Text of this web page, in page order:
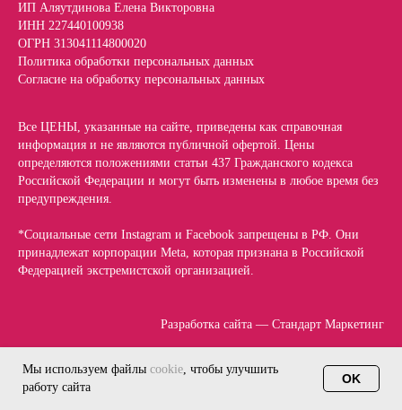
ИП Аляутдинова Елена Викторовна
ИНН 227440100938
ОГРН 313041114800020
Политика обработки персональных данных
Согласие на обработку персональных данных
Все ЦЕНЫ, указанные на сайте, приведены как справочная
информация и не являются публичной офертой. Цены
определяются положениями статьи 437 Гражданского кодекса
Российской Федерации и могут быть изменены в любое время без
предупреждения.
*Социальные сети Instagram и Facebook запрещены в РФ. Они
принадлежат корпорации Meta, которая признана в Российской
Федерацией экстремистской организацией.
Разработка сайта — Стандарт Маркетинг
Мы используем файлы cookie, чтобы улучшить
работу сайта
OK